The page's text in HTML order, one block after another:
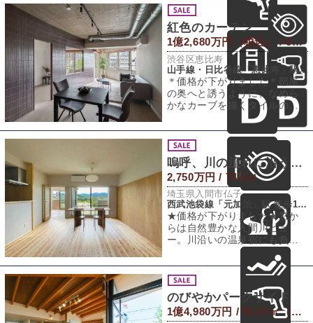
紅色のカーテン
1億2,680万円（税込） / 64.27㎡
渋谷区恵比寿
山手線・日比谷線「恵比寿」駅 徒歩15分
＊価格が下がりました＊部屋
の奥へと誘うように、なめら
かなカーブを描くタイルの
壁。このシンボリックな壁
に、心地よく暮らすた
嗚呼、川の流れに沿うように
2,750万円 / 74.3㎡
埼玉県入間市仏子
西武池袋線「元加治」駅 徒歩12分
★価格が下がりました★窓か
らは自然豊かな入間川ビュ
ー。川沿いの温泉宿にも負け
ない「川と緑と空の景色」を
楽しめる環境。そし
のびやかパークサイド
1億4,980万円 / 91.07㎡（建物） 126.64㎡（敷地）